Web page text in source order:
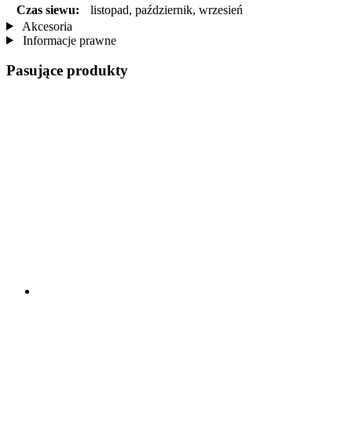
Czas siewu:
listopad, październik, wrzesień
Akcesoria
Informacje prawne
Pasujące produkty